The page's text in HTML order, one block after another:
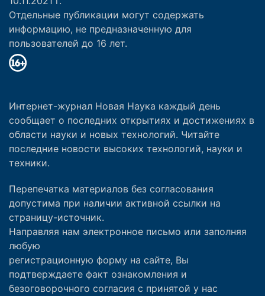
Отдельные публикации могут содержать
информацию, не предназначенную для
пользователей до 16 лет.
Интернет-журнал Новая Наука каждый день
сообщает о последних открытиях и достижениях в
области науки и новых технологий. Читайте
последние новости высоких технологий, науки и
техники.
Перепечатка материалов без согласования
допустима при наличии активной ссылки на
страницу-источник.
Направляя нам электронное письмо или заполняя
любую
регистрационную форму на сайте, Вы
подтверждаете факт ознакомления и
безоговорочного согласия с принятой у нас